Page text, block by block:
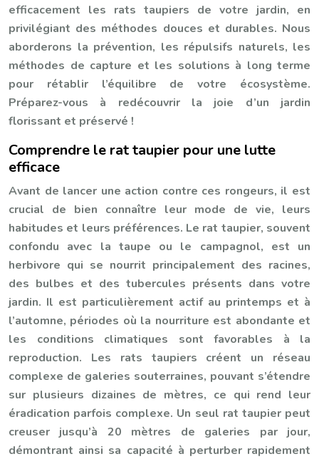
efficacement les rats taupiers de votre jardin, en
privilégiant des méthodes douces et durables. Nous
aborderons la prévention, les répulsifs naturels, les
méthodes de capture et les solutions à long terme
pour rétablir l’équilibre de votre écosystème.
Préparez-vous à redécouvrir la joie d’un jardin
florissant et préservé !
Comprendre le rat taupier pour une lutte
efficace
Avant de lancer une action contre ces rongeurs, il est
crucial de bien connaître leur mode de vie, leurs
habitudes et leurs préférences. Le rat taupier, souvent
confondu avec la taupe ou le campagnol, est un
herbivore qui se nourrit principalement des racines,
des bulbes et des tubercules présents dans votre
jardin. Il est particulièrement actif au printemps et à
l’automne, périodes où la nourriture est abondante et
les conditions climatiques sont favorables à la
reproduction. Les rats taupiers créent un réseau
complexe de galeries souterraines, pouvant s’étendre
sur plusieurs dizaines de mètres, ce qui rend leur
éradication parfois complexe. Un seul rat taupier peut
creuser jusqu’à 20 mètres de galeries par jour,
démontrant ainsi sa capacité à perturber rapidement